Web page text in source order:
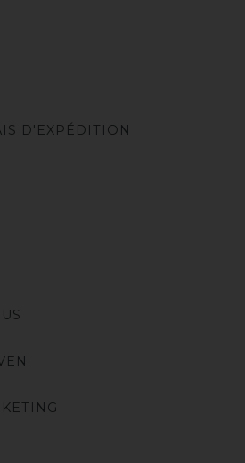
D'EXPÉDITION